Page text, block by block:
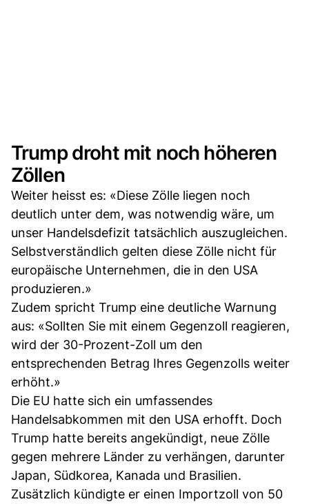
Trump droht mit noch höheren
Zöllen
Weiter heisst es: «Diese Zölle liegen noch
deutlich unter dem, was notwendig wäre, um
unser Handelsdefizit tatsächlich auszugleichen.
Selbstverständlich gelten diese Zölle nicht für
europäische Unternehmen, die in den USA
produzieren.»
Zudem spricht Trump eine deutliche Warnung
aus: «Sollten Sie mit einem Gegenzoll reagieren,
wird der 30-Prozent-Zoll um den
entsprechenden Betrag Ihres Gegenzolls weiter
erhöht.»
Die EU hatte sich ein umfassendes
Handelsabkommen mit den USA erhofft. Doch
Trump hatte bereits angekündigt, neue Zölle
gegen mehrere Länder zu verhängen, darunter
Japan, Südkorea, Kanada und Brasilien.
Zusätzlich kündigte er einen Importzoll von 50